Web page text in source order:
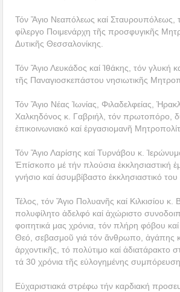
Τόν Ἅγιο Νεαπόλεως καί Σταυρουπόλεως,
φίλεργο Ποιμενάρχη τῆς προσφυγικῆς
Δυτικῆς Θεσσαλονίκης.
Τόν Ἅγιο Λευκάδος καί Ἰθάκης, τόν γλυκή
τῆς Παναγιοσκεπάστου νησιωτικῆς
Τόν Ἅγιο Νέας Ἰωνίας, Φιλαδελφείας,
Χαλκηδόνος κ. Γαβριήλ, τόν πρωτοπόρο,
ἐπικοινωνιακό καί ἐργασιομανῆ
Τόν Ἅγιο Λαρίσης καί Τυρνάβου κ.
Ἐπίσκοπο μέ τήν πλούσια ἐκκλησιαστική
γνήσιο καί ἀσυμβίβαστο ἐκκλησιαστικό του
Τέλος, τόν Ἅγιο Πολυανῆς καί Κιλκισίου κ.
πολυφίλητο ἀδελφό καί ἀχώριστο
φοιτητικά μας χρόνια, τόν πλήρη φόβου καί
Θεό, σεβασμοῦ γιά τόν ἄνθρωπο, ἀγάπης
ἀρχοντικῆς, τό πολύτιμο καί ἀδιατάρακτο
τά 30 χρόνια τῆς εὐλογημένης
Εὐχαριστιακά στρέφω τήν καρδιακή